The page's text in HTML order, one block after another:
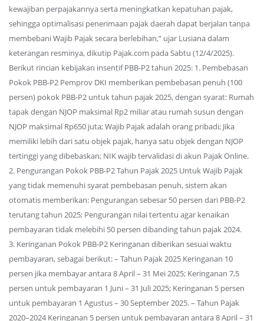
kewajiban perpajakannya serta meningkatkan kepatuhan pajak,
sehingga optimalisasi penerimaan pajak daerah dapat berjalan tanpa
membebani Wajib Pajak secara berlebihan,” ujar Lusiana dalam
keterangan resminya, dikutip Pajak.com pada Sabtu (12/4/2025).
Berikut rincian kebijakan insentif PBB-P2 tahun 2025: 1. Pembebasan
Pokok PBB-P2 Pemprov DKI memberikan pembebasan penuh (100
persen) pokok PBB-P2 untuk tahun pajak 2025, dengan syarat: Rumah
tapak dengan NJOP maksimal Rp2 miliar atau rumah susun dengan
NJOP maksimal Rp650 juta; Wajib Pajak adalah orang pribadi; Jika
memiliki lebih dari satu objek pajak, hanya satu objek dengan NJOP
tertinggi yang dibebaskan; NIK wajib tervalidasi di akun Pajak Online.
2. Pengurangan Pokok PBB-P2 Tahun Pajak 2025 Untuk Wajib Pajak
yang tidak memenuhi syarat pembebasan penuh, sistem akan
otomatis memberikan: Pengurangan sebesar 50 persen dari PBB-P2
terutang tahun 2025; Pengurangan nilai tertentu agar kenaikan
pembayaran tidak melebihi 50 persen dibanding tahun pajak 2024.
3. Keringanan Pokok PBB-P2 Keringanan diberikan sesuai waktu
pembayaran, sebagai berikut: – Tahun Pajak 2025 Keringanan 10
persen jika membayar antara 8 April – 31 Mei 2025; Keringanan 7,5
persen untuk pembayaran 1 Juni – 31 Juli 2025; Keringanan 5 persen
untuk pembayaran 1 Agustus – 30 September 2025. – Tahun Pajak
2020–2024 Keringanan 5 persen untuk pembayaran antara 8 April – 31